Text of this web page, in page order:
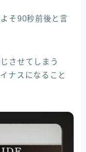
そ90秒前後と言
させてしまう
ナスになること